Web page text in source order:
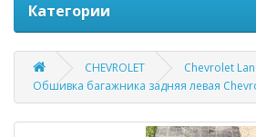
Категории
CHEVROLET Chevrolet
Обшивка багажника задняя левая